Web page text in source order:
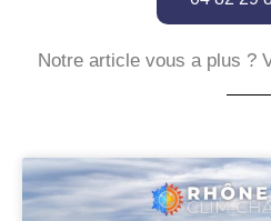
Notre article vous a plus ?